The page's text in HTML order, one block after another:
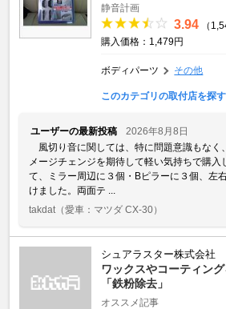
静音計画
3.94
（
購入価格：1,479円
ボディパーツ その他
このカテゴリの取付店を探す
ユーザーの最新投稿
2026年8月8日
風切り音に関しては、特に問題意識もなく
メージチェンジを期待して軽い気持ちで購
て、ミラー周辺に３個・Bピラーに３個、左
けました。両面テ ...
takdat （愛車：マツダ CX-30）
シュアラスター株式会社
ワックスやコーティン
「鉄粉除去」
オススメ記事